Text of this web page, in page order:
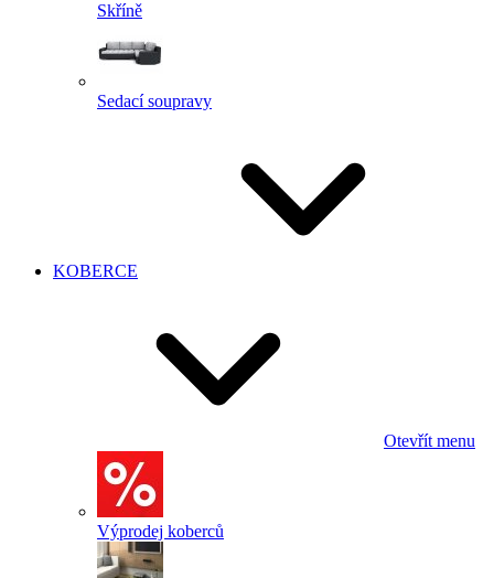
Skříně
Sedací soupravy
KOBERCE
Otevřít menu
Výprodej koberců